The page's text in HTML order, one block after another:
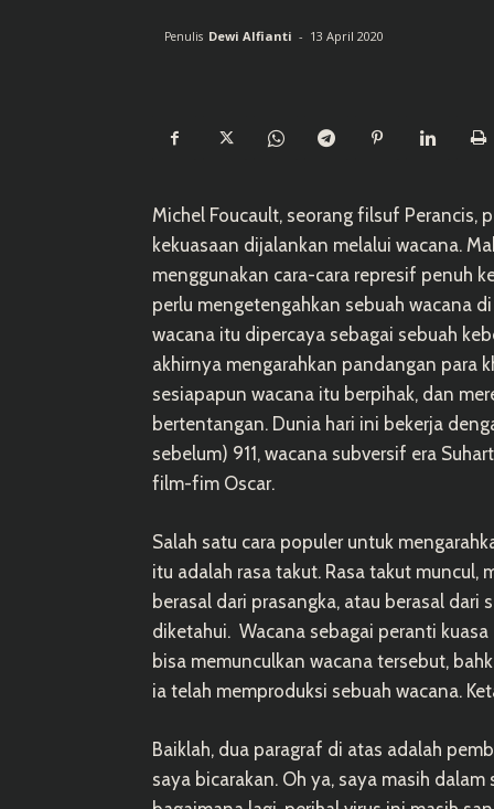
Penulis Dewi Alfianti - 13 April 2020
Michel Foucault, seorang filsuf Perancis,
kekuasaan dijalankan melalui wacana.
menggunakan cara-cara represif penuh
perlu mengetengahkan sebuah wacana
wacana itu dipercaya sebagai sebuah
akhirnya mengarahkan pandangan para
sesiapapun wacana itu berpihak, dan
bertentangan. Dunia hari ini bekerja
sebelum) 911, wacana subversif era
film-fim Oscar.
Salah satu cara populer untuk
itu adalah rasa takut. Rasa takut muncul,
berasal dari prasangka, atau berasal
diketahui. Wacana sebagai peranti
bisa memunculkan wacana tersebut,
ia telah memproduksi sebuah wacana.
Baiklah, dua paragraf di atas adalah
saya bicarakan. Oh ya, saya masih